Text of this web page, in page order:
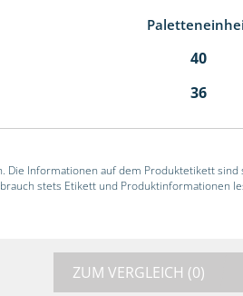
40
36
Die Informationen auf dem Produktetikett sind
stets Etikett und Produktinformationen
ZUM VERGLEICH (0)